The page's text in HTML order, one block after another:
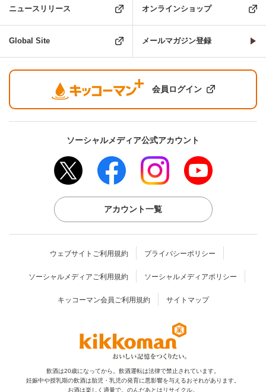
ニュースリリース オンラインショップ
Global Site メールマガジン登録
会員ログイン
ソーシャルメディア公式アカウント
アカウント一覧
ウェブサイトご利用規約 プライバシーポリシー
ソーシャルメディアご利用規約 ソーシャルメディアポリシー
キッコーマン会員ご利用規約 サイトマップ
飲酒は20歳になってから。飲酒運転は法律で禁止されています。
妊娠中や授乳期の飲酒は胎児・乳児の発育に悪影響を与えるおそれがあります。
お酒は楽しく適量で。のんだあとはリサイクル。